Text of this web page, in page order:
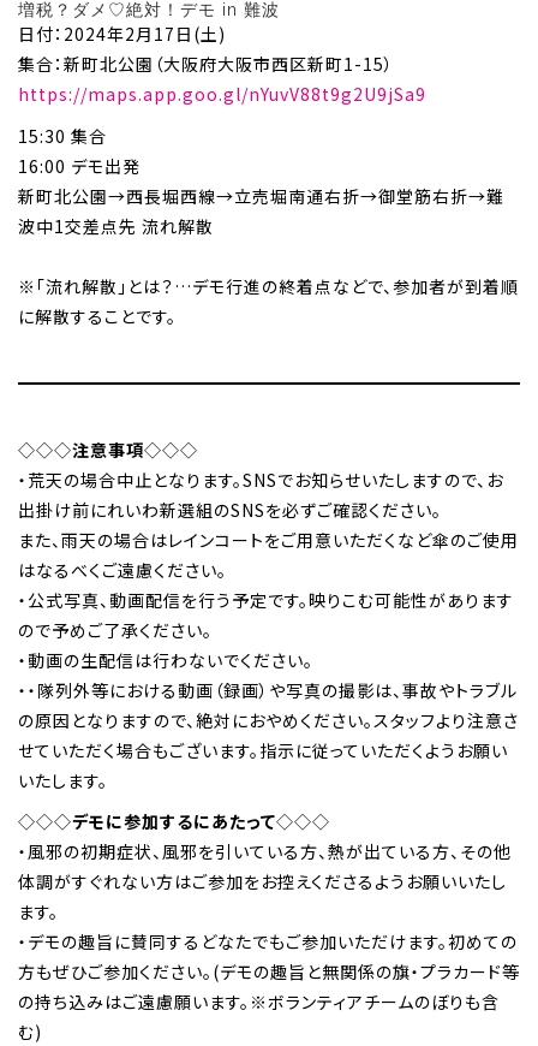
増税？ダメ♡絶対！デモ in 難波
日付：2024年2月17日(土)
集合：新町北公園（大阪府大阪市西区新町1-15）
https://maps.app.goo.gl/nYuvV88t9g2U9jSa9
15:30 集合
16:00 デモ出発
新町北公園→西長堀西線→立売堀南通右折→御堂筋右折→難
波中1交差点先 流れ解散
※「流れ解散」とは？…デモ行進の終着点などで、参加者が到着順
に解散することです。
◇◇◇注意事項◇◇◇
・荒天の場合中止となります。SNSでお知らせいたしますので、お
出掛け前にれいわ新選組のSNSを必ずご確認ください。
また、雨天の場合はレインコートをご用意いただくなど傘のご使用
はなるべくご遠慮ください。
・公式写真、動画配信を行う予定です。映りこむ可能性があります
ので予めご了承ください。
・動画の生配信は行わないでください。
・・隊列外等における動画（録画）や写真の撮影は、事故やトラブル
の原因となりますので、絶対におやめください。スタッフより注意さ
せていただく場合もございます。指示に従っていただくようお願い
いたします。
◇◇◇デモに参加するにあたって◇◇◇
・風邪の初期症状、風邪を引いている方、熱が出ている方、その他
体調がすぐれない方はご参加をお控えくださるようお願いいたし
ます。
・デモの趣旨に賛同するどなたでもご参加いただけます。初めての
方もぜひご参加ください。(デモの趣旨と無関係の旗・プラカード等
の持ち込みはご遠慮願います。※ボランティアチームのぼりも含
む)